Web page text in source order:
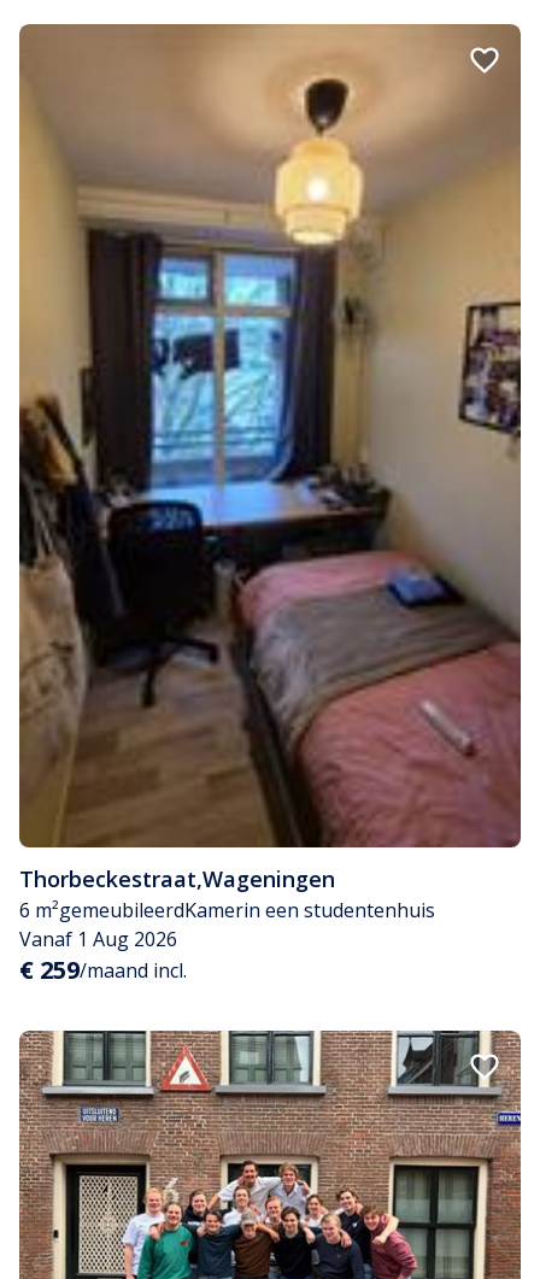
Thorbeckestraat,Wageningen
6 m²gemeubileerdKamerin een studentenhuis
Vanaf 1 Aug 2026
€ 259/maand incl.